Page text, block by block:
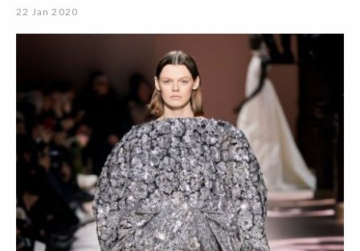
22 Jan 2020